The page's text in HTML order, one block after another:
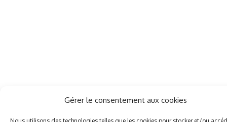
Gérer le consentement aux cookies